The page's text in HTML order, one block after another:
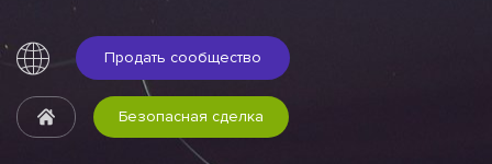
Продать сообщество
Безопасная сделка